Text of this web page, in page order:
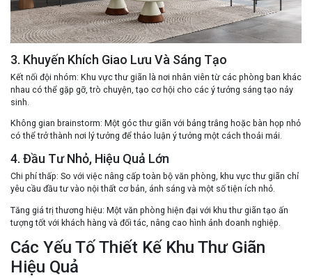
3. Khuyến Khích Giao Lưu Và Sáng Tạo
Kết nối đội nhóm: Khu vực thư giãn là nơi nhân viên từ các phòng ban khác
nhau có thể gặp gỡ, trò chuyện, tạo cơ hội cho các ý tưởng sáng tạo nảy
sinh.
Không gian brainstorm: Một góc thư giãn với bảng trắng hoặc bàn họp nhỏ
có thể trở thành nơi lý tưởng để thảo luận ý tưởng một cách thoải mái.
4. Đầu Tư Nhỏ, Hiệu Quả Lớn
Chi phí thấp: So với việc nâng cấp toàn bộ văn phòng, khu vực thư giãn chỉ
yêu cầu đầu tư vào nội thất cơ bản, ánh sáng và một số tiện ích nhỏ.
Tăng giá trị thương hiệu: Một văn phòng hiện đại với khu thư giãn tạo ấn
tượng tốt với khách hàng và đối tác, nâng cao hình ảnh doanh nghiệp.
Các Yếu Tố Thiết Kế Khu Thư Giãn
Hiệu Quả